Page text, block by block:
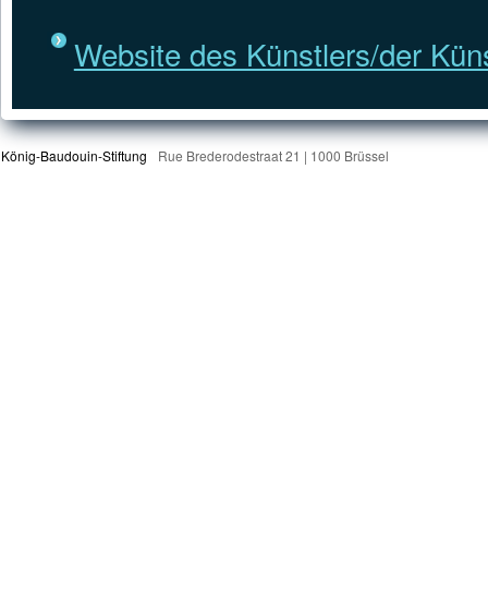
Website des Künstlers/der
König-Baudouin-Stiftung Rue Brederodestraat 21 | 1000 Brüssel